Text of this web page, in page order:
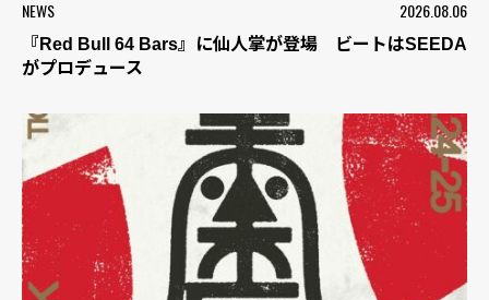
NEWS 2026.08.06
『Red Bull 64 Bars』に仙人掌が登場 ビートはSEEDA
がプロデュース